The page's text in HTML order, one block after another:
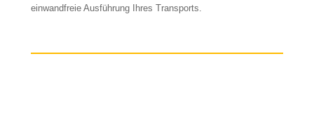
einwandfreie Ausführung Ihres Transports.